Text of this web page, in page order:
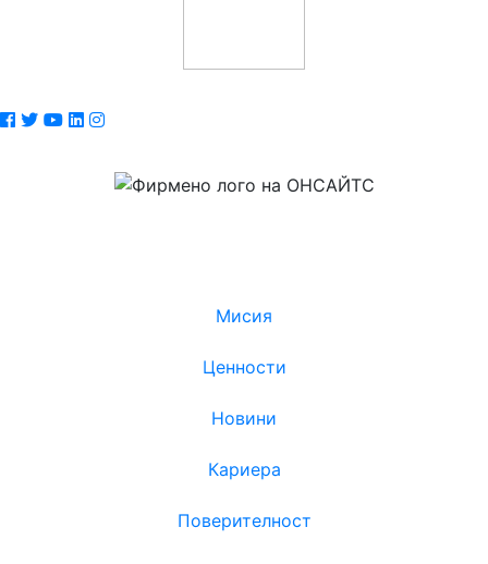
Мисия
Ценности
Новини
Кариера
Поверителност